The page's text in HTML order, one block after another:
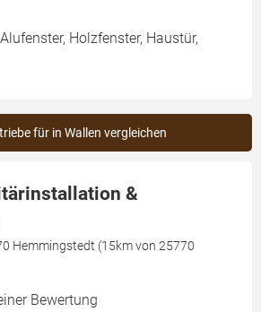
Holzfenster, Haustür,
für in Wallen vergleichen
&
Hemmingstedt (15km von 25770
Bewertung